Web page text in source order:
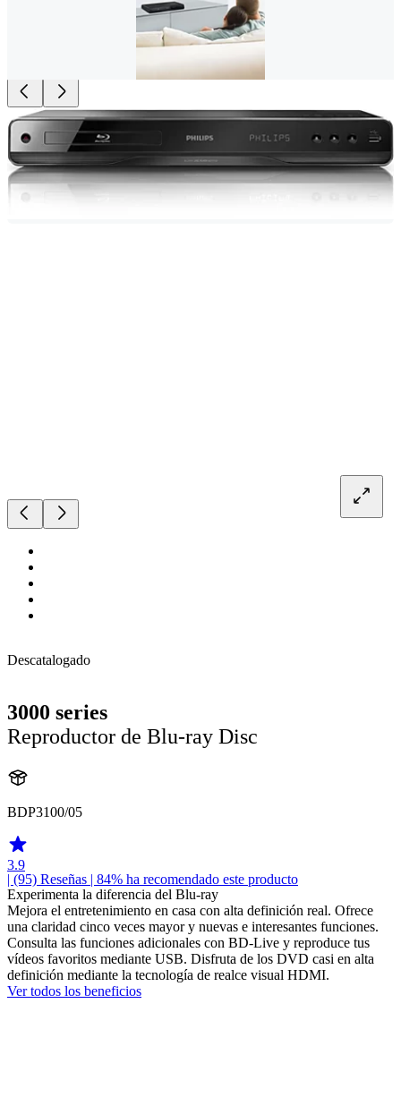
Descatalogado
3000 series
Reproductor de Blu-ray Disc
BDP3100/05
3.9
| (95) Reseñas | 84% ha recomendado este producto
Experimenta la diferencia del Blu-ray
Mejora el entretenimiento en casa con alta definición real. Ofrece
una claridad cinco veces mayor y nuevas e interesantes funciones.
Consulta las funciones adicionales con BD-Live y reproduce tus
vídeos favoritos mediante USB. Disfruta de los DVD casi en alta
definición mediante la tecnología de realce visual HDMI.
Ver todos los beneficios